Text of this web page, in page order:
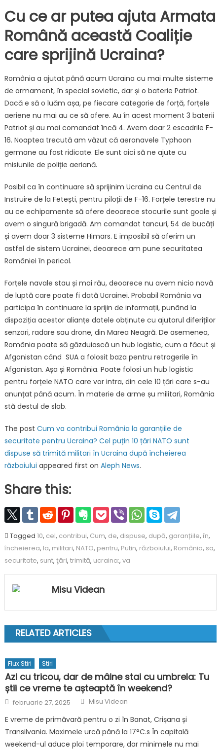
Cu ce ar putea ajuta Armata
Română această Coaliție
care sprijină Ucraina?
România a ajutat până acum Ucraina cu mai multe sisteme
de armament, în special sovietic, dar și o baterie Patriot.
Dacă e să o luăm așa, pe fiecare categorie de forță, forțele
aeriene nu mai au ce să ofere. Au în acest moment 3 baterii
Patriot și au mai comandat încă 4. Avem doar 2 escadrile F-
16. Noaptea trecută am văzut că aeronavele Typhoon
germane au fost ridicate. Ele sunt aici să ne ajute cu
misiunile de poliție aeriană.
Posibil ca în continuare să sprijinim Ucraina cu Centrul de
Instruire de la Fetești, pentru piloții de F-16. Forțele terestre nu
au ce echipamente să ofere deoarece stocurile sunt goale și
avem o singură brigadă. Am comandat tancuri, 54 de bucăți
și avem doar 3 sisteme Himars. E imposibil să oferim un
astfel de sistem Ucrainei, deoarece am pune securitatea
României în pericol.
Forțele navale stau și mai rău, deoarece nu avem nicio navă
de luptă care poate fi dată Ucrainei. Probabil România va
participa în continuare la sprijin de informații, punând la
dispoziția acestor alianțe datele obținute cu ajutorul diferiților
senzori, radare sau drone, din Marea Neagră. De asemenea,
România poate să găzduiască un hub logistic, cum a făcut și
Afganistan când SUA a folosit baza pentru retragerile în
Afganistan. Așa și România. Poate folosi un hub logistic
pentru forțele NATO care vor intra, din cele 10 țări care s-au
anunțat până acum. În materie de arme șu militari, România
stă destul de slab.
The post Cum va contribui România la garanțiile de
securitate pentru Ucraina? Cel puțin 10 țări NATO sunt
dispuse să trimită militari în Ucraina după încheierea
războiului appeared first on Aleph News.
Share this:
Tagged 10, cel, contribui, Cum, de, dispuse, după, garanțiile, în,
încheierea, la, militari, NATO, pentru, Putin, războiului, România, sa,
securitate, sunt, ţări, trimită, ucraina:, va
Misu Videan
RELATED ARTICLES
Flux Stiri Stiri
Azi cu tricou, dar de mâine stai cu umbrela: Tu
știi ce vreme te așteaptă în weekend?
Posted
on
februarie 27, 2025 Author
Misu Videan
E vreme de primăvară pentru o zi în Banat, Crișana și
Transilvania. Maximele urcă până la 17°C.s În capitală
weekend-ul aduce ploi temporare, dar minimele nu mai